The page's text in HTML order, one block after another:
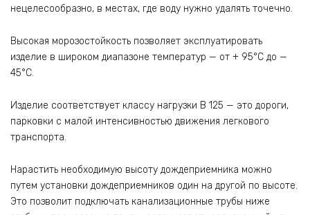
нецелесообразно, в местах, где воду нужно удалять точечно.
Высокая морозостойкость позволяет эксплуатировать
изделие в широком диапазоне температур — от + 95°C до —
45°C.
Изделие соответствует классу нагрузки B 125 — это дороги,
парковки с малой интенсивностью движения легкового
транспорта.
Нарастить необходимую высоту дождеприемника можно
путем установки дождеприемников один на другой по высоте.
Это позволит подключать канализационные трубы ниже